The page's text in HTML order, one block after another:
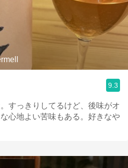
9.3
すっきりしてるけど、後味がオ
心地よい苦味もある。好きなや